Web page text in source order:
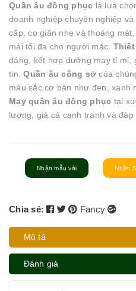
Quần âu đồng phục là lựa
doanh nghiệp chuyên nghiệp
cấp, co giãn nhẹ và thoáng
mái tối đa cho người mặc. Thiết
dáng, kết hợp đường may tỉ mỉ,
tin.Quần âu công sở của
màu sắc cơ bản như đen, xanh
May quần âu đồng phục tại
lượng, giá cả cạnh tranh và đáp
Nhận mẫu vải Nhận
Chia sẻ: Fancy
Mô tả
Đánh giá